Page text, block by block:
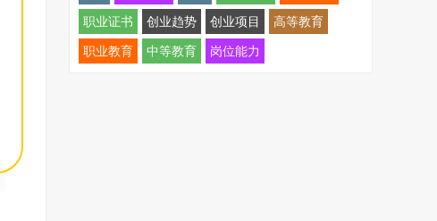
职业证书 创业趋势 创业项目 高等教育
职业教育 中等教育 岗位能力